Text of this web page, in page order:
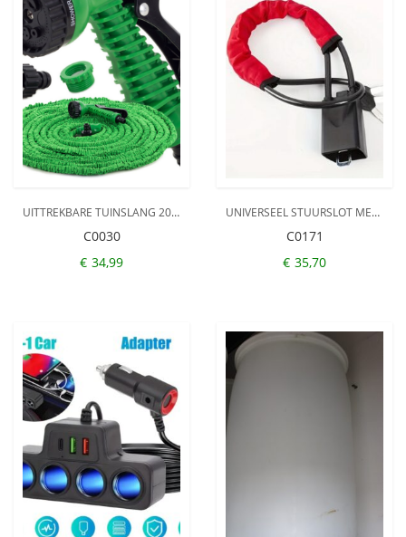
UITTREKBARE TUINSLANG 20 TOT 60 METER – TUINSPROEIER MET 7 VERSCHILLENDE STANDEN – TUIN BESPROEIEN – SPROEIKOP – GROEN – FLEXIBEL ELASTISCH
C0030
€ 34,99
UNIVERSEEL STUURSLOT MET RIEMVERGRENDELING – UNIVERSELE STUURVERGRENDELING MET 3 SLEUTELS – VOORKOM DIEFSTAL VAN JE AUTO, CAMPER, BESTELWAGEN – STUURSLOT AUTO
C0171
€ 35,70